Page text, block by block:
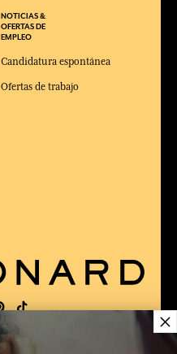
NOTICIAS &
OFERTAS DE
EMPLEO
Candidatura espontánea
Ofertas de trabajo
×